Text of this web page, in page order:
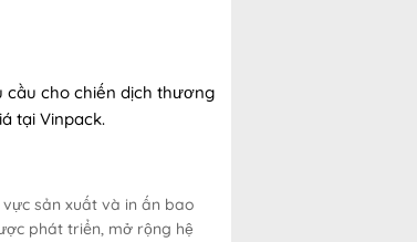
cầu cho chiến dịch thương
tại Vinpack.
sản xuất và in ấn bao
phát triển, mở rộng hệ